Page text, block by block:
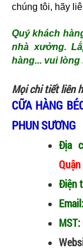
chúng tôi, hãy
Quý khách
nhà xưởng.
hàng... vui lòng
Mọi chi tiết liên
CỮA HÀNG
PHUN SƯƠNG
Địa
Quận
Điện
Email:
MST: